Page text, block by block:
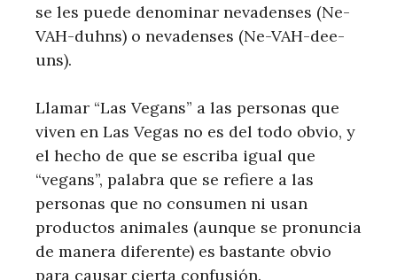
se les puede denominar nevadenses (Ne-
VAH-duhns) o nevadenses (Ne-VAH-dee-
uns).
Llamar “Las Vegans” a las personas que
viven en Las Vegas no es del todo obvio, y
el hecho de que se escriba igual que
“vegans”, palabra que se refiere a las
personas que no consumen ni usan
productos animales (aunque se pronuncia
de manera diferente) es bastante obvio
para causar cierta confusión.